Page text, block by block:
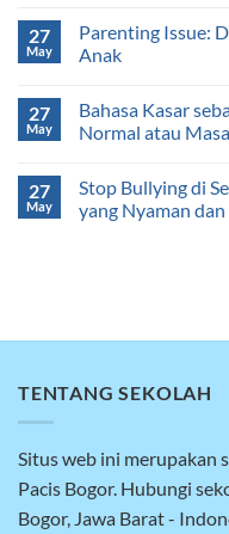
27
May
Parenting Issue:
Anak
27
May
Bahasa Kasar
Normal atau
27
May
Stop Bullying di
yang Nyaman
TENTANG SEKOLAH
Situs web ini merupakan
Pacis Bogor. Hubungi
Bogor, Jawa Barat -